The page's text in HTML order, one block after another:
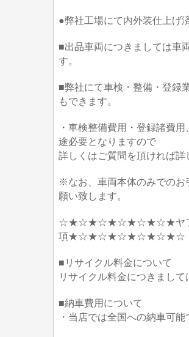
●弊社工場にて内外装仕上げ
■出品車両につきましては車
す。
■弊社にて車検・整備・登録
もできます。
・車検整備費用・登録諸費
途必要となりますので
詳しくはご質問を頂ければ
※なお、車両本体のみでのお
願い致します。
☆★☆★☆★☆★☆★☆★ヤフーオ
項★☆★☆★☆★☆★☆★☆
■リサイクル料金について
リサイクル料金につきまし
■納車費用について
・当店では全国への納車可